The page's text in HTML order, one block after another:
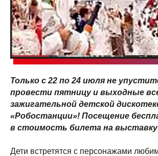
Только с 22 по 24 июля не
провести пятницу и выходные
зажигательной детской
«Робостанции»! Посещение
в стоимость билета на выставку
Дети встретятся с персонажами